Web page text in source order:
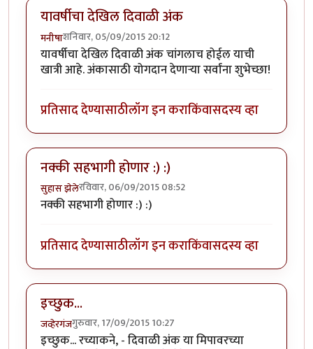
यावर्षीचा देखिल दिवाळी अंक
मनीषाशनिवार, 05/09/2015 20:12
यावर्षीचा देखिल दिवाळी अंक चांगलाच होईल याची
खात्री आहे. अंकासाठी योगदान देणार्‍या सर्वांना शुभेच्छा!
प्रतिसाद देण्यासाठीलॉग इन कराकिंवासदस्य व्हा
नक्की सहभागी होणार :) :)
सुहास झेलेरविवार, 06/09/2015 08:52
नक्की सहभागी होणार :) :)
प्रतिसाद देण्यासाठीलॉग इन कराकिंवासदस्य व्हा
इच्छुक...
जव्हेरगंजगुरुवार, 17/09/2015 10:27
इच्छुक... रच्याकने, - दिवाळी अंक या मिपावरच्या